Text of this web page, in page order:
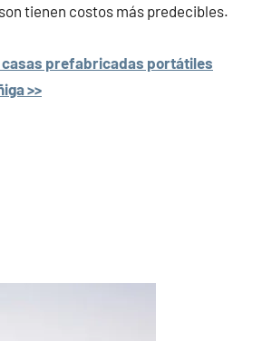
tienen costos más predecibles.
casas prefabricadas portátiles
>>